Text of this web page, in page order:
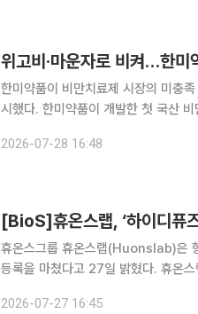
위고비·마운자로 비켜…한
한미약품이 비만치료제 시장의 미충
시했다. 한미약품이 개발한 첫 국산 비
기자대회에 참석해 ‘비만치료제 신약
2026-07-28 16:48
[BioS]휴온스랩, ‘하이디퓨
휴온스그룹 휴온스랩(Huonslab)은
등록을 마쳤다고 27일 밝혔다. 휴온
2026-07-27 16:45